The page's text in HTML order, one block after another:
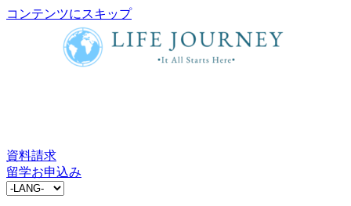
コンテンツにスキップ
資料請求
留学お申込み